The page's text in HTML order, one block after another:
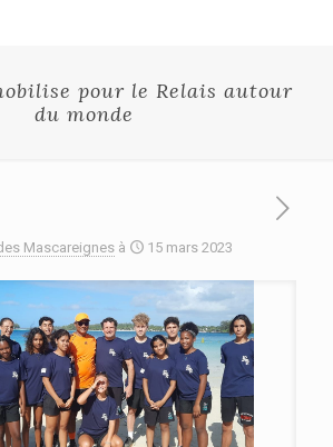
pour le Relais autour
du monde
Mascareignes à 15 mars 2023